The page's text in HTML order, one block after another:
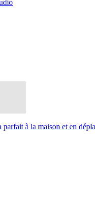
à la maison et en